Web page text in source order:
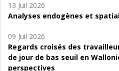
13 Juil 2026
Analyses endogènes et
09 Juil 2026
Regards croisés des
de jour de bas seuil en
perspectives